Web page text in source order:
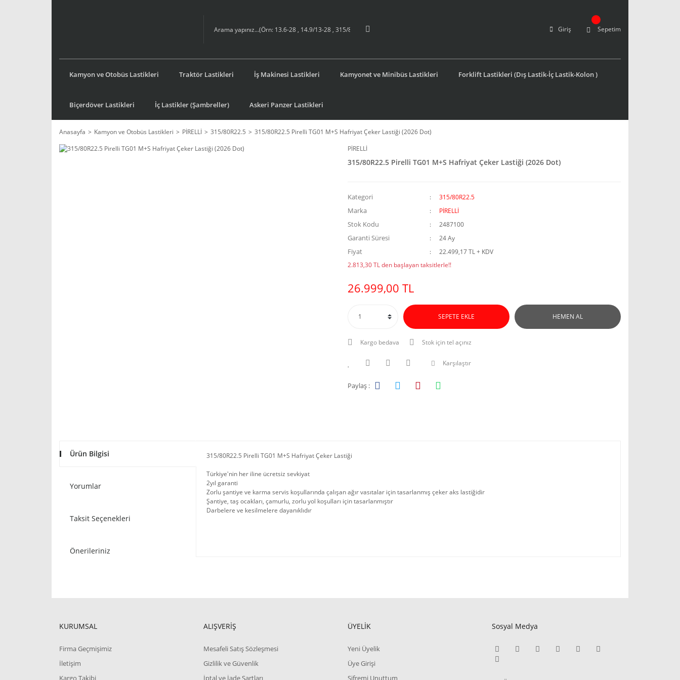
Giriş Sepetim
Kamyon ve Otobüs Lastikleri Traktör Lastikleri İş Makinesi Lastikleri Kamyonet ve Minibüs Lastikleri Forklift Lastikleri (Dış Lastik-İç Lastik-Kolon )
Biçerdöver Lastikleri İç Lastikler (Şambreller) Askeri Panzer Lastikleri
Anasayfa Kamyon ve Otobüs Lastikleri PİRELLİ 315/80R22.5
315/80R22.5 Pirelli TG01 M+S Hafriyat Çeker Lastiği (2026 Dot)
PİRELLİ
315/80R22.5 Pirelli TG01 M+S Hafriyat Çeker Lastiği (2026 Dot)
Kategori 315/80R22.5
Marka PİRELLİ
Stok Kodu 2487100
Garanti Süresi 24 Ay
Fiyat
22.499,17 TL + KDV
2.813,30 TL den başlayan taksitlerle!!
26.999,00 TL
SEPETE EKLE HEMEN AL
Kargo bedava Stok için tel açınız
Karşılaştır
Paylaş :
Ürün Bilgisi
Yorumlar
Taksit Seçenekleri
Önerileriniz
315/80R22.5 Pirelli TG01 M+S Hafriyat Çeker Lastiği
Türkiye'nin her iline ücretsiz sevkiyat
2yıl garanti
Zorlu şantiye ve karma servis koşullarında çalışan ağır vasıtalar için tasarlanmış çeker aks lastiğidir
Şantiye, taş ocakları, çamurlu, zorlu yol koşulları için tasarlanmıştır
Darbelere ve kesilmelere dayanıklıdır
KURUMSAL
Firma Geçmişimiz
İletişim
Kargo Takibi
ALIŞVERİŞ
Mesafeli Satış Sözleşmesi
Gizlilik ve Güvenlik
İptal ve İade Şartları
ÜYELİK
Yeni Üyelik
Üye Girişi
Şifremi Unuttum
Sosyal Medya